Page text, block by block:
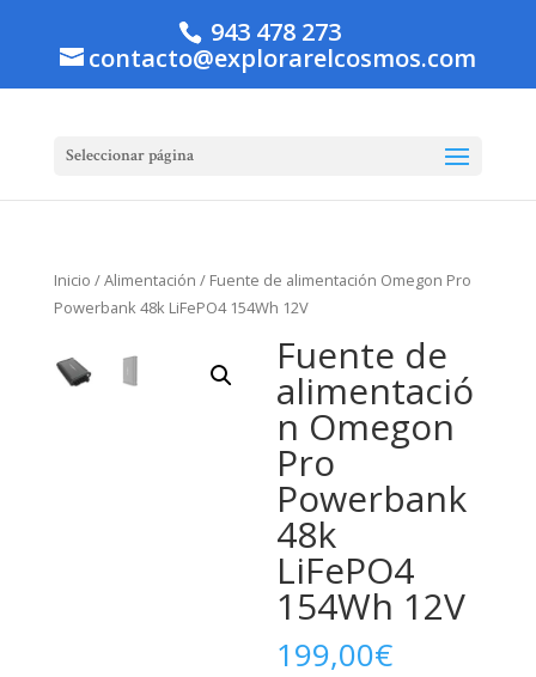
943 478 273
contacto@explorarelcosmos.com
Seleccionar página
Inicio /Alimentación / Fuente de alimentación Omegon Pro
Powerbank 48k LiFePO4 154Wh 12V
Fuente de
alimentació
n Omegon
Pro
Powerbank
48k
LiFePO4
154Wh 12V
199,00€